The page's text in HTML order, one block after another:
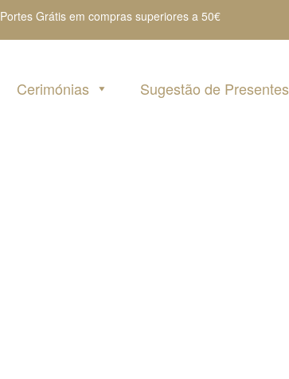
Portes Grátis em compras superiores a 50€
Cerimónias Sugestão de Presentes